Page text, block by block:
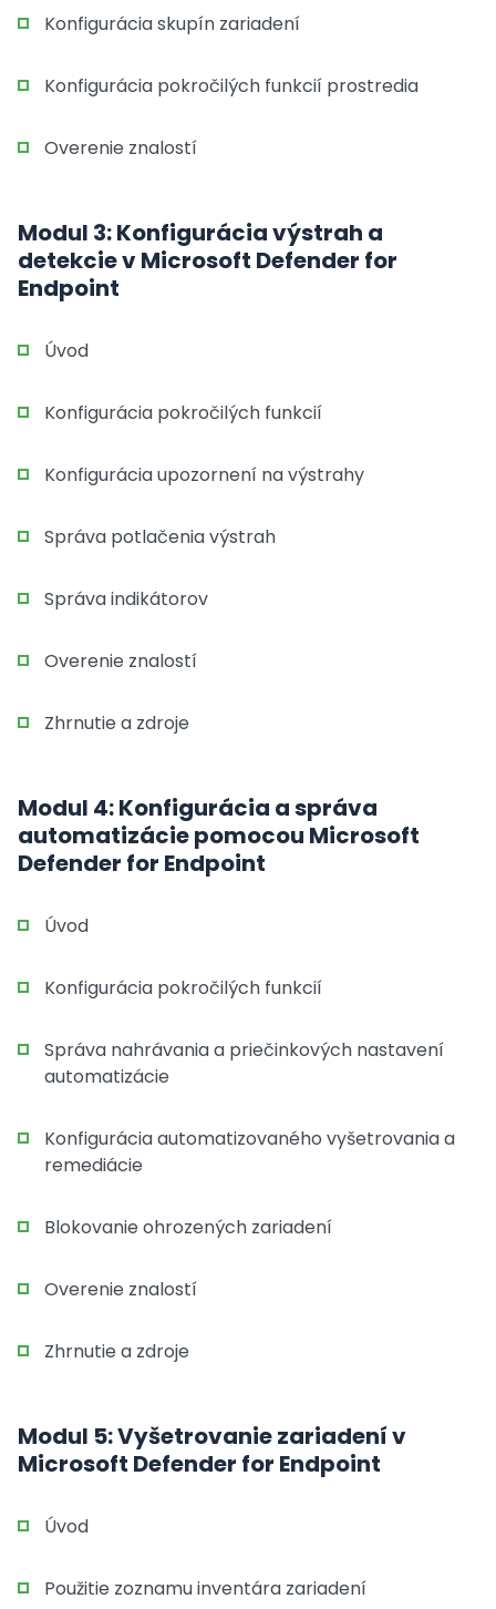
Konfigurácia skupín zariadení
Konfigurácia pokročilých funkcií prostredia
Overenie znalostí
Modul 3: Konfigurácia výstrah a
detekcie v Microsoft Defender for
Endpoint
Úvod
Konfigurácia pokročilých funkcií
Konfigurácia upozornení na výstrahy
Správa potlačenia výstrah
Správa indikátorov
Overenie znalostí
Zhrnutie a zdroje
Modul 4: Konfigurácia a správa
automatizácie pomocou Microsoft
Defender for Endpoint
Úvod
Konfigurácia pokročilých funkcií
Správa nahrávania a priečinkových nastavení
automatizácie
Konfigurácia automatizovaného vyšetrovania a
remediácie
Blokovanie ohrozených zariadení
Overenie znalostí
Zhrnutie a zdroje
Modul 5: Vyšetrovanie zariadení v
Microsoft Defender for Endpoint
Úvod
Použitie zoznamu inventára zariadení